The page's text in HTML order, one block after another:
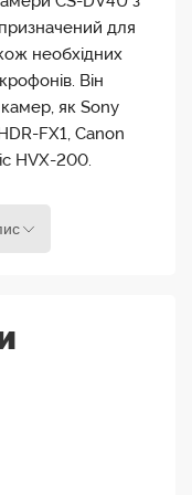
для
необхідних
Він
як Sony
FX1, Canon
HVX-200.
Корпус
порожнистим
миється.